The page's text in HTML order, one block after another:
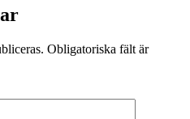
Obligatoriska fält är